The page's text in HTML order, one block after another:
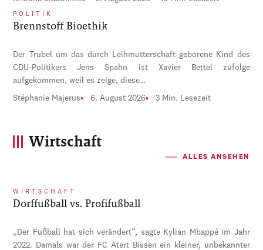
POLITIK
Brennstoff Bioethik
Der Trubel um das durch Leihmutterschaft geborene Kind des
CDU-Politikers Jens Spahn ist Xavier Bettel zufolge
aufgekommen, weil es zeige, diese…
Stéphanie Majerus 6. August 2026 3 Min. Lesezeit
Wirtschaft
ALLES ANSEHEN
WIRTSCHAFT
Dorffußball vs. Profifußball
„Der Fußball hat sich verändert“, sagte Kylian Mbappé im Jahr
2022. Damals war der FC Atert Bissen ein kleiner, unbekannter